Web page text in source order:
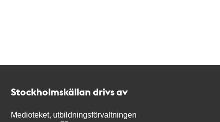
Stockholmskällan drivs av
Medioteket, utbildningsförvaltningen